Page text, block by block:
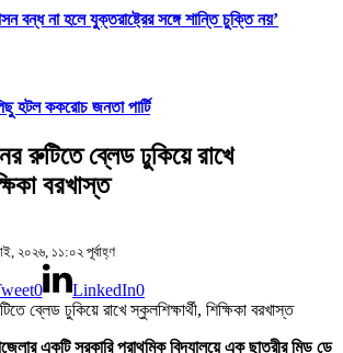
বন্ধ না হলে যুক্তরাষ্ট্রের সঙ্গে শান্তি চুক্তি নয়’
হটল ককরোচ জনতা পার্টি
রুটিতে ব্লেড ঢুকিয়ে রাখে
বরখাস্ত
২০২৬, ১১:০২ পূর্বাহ্ণ
0 LinkedIn0
একটি সরকারি প্রাথমিক বিদ্যালয়ে এক ছাত্রীর মিড ডে